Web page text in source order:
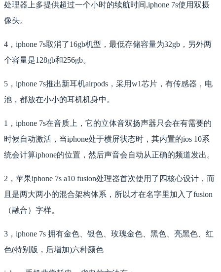
处理器上多提供超过一个小时的续航时间,iphone 7s使用双摄
像头。
4，iphone 7s取消了16gb机型，最低存储容量为32gb，另外两
个容量是128gb和256gb。
5，iphone 7s推出新耳机airpods，采用w1芯片，有传感器，电
池，都放在小小的耳机机身中。
1，iphone 7s在音质上，它的立体音双扬声器只会在有需要的
时候自动激活，当iphone处于横屏状态时，其内置的ios 10系
统会计算iphone的位置，然后声音会自动从正确的频道发出。
2，苹果iphone 7s a10 fusion处理器首次使用了四核心设计，而
且是两大两小的混合架构体系，所以才在名字里加入了fusion
（融合）字样。
3，iphone 7s 拥有金色、银色、玫瑰金色、黑色、亮黑色、红
色(特别版，后增加)六种颜色